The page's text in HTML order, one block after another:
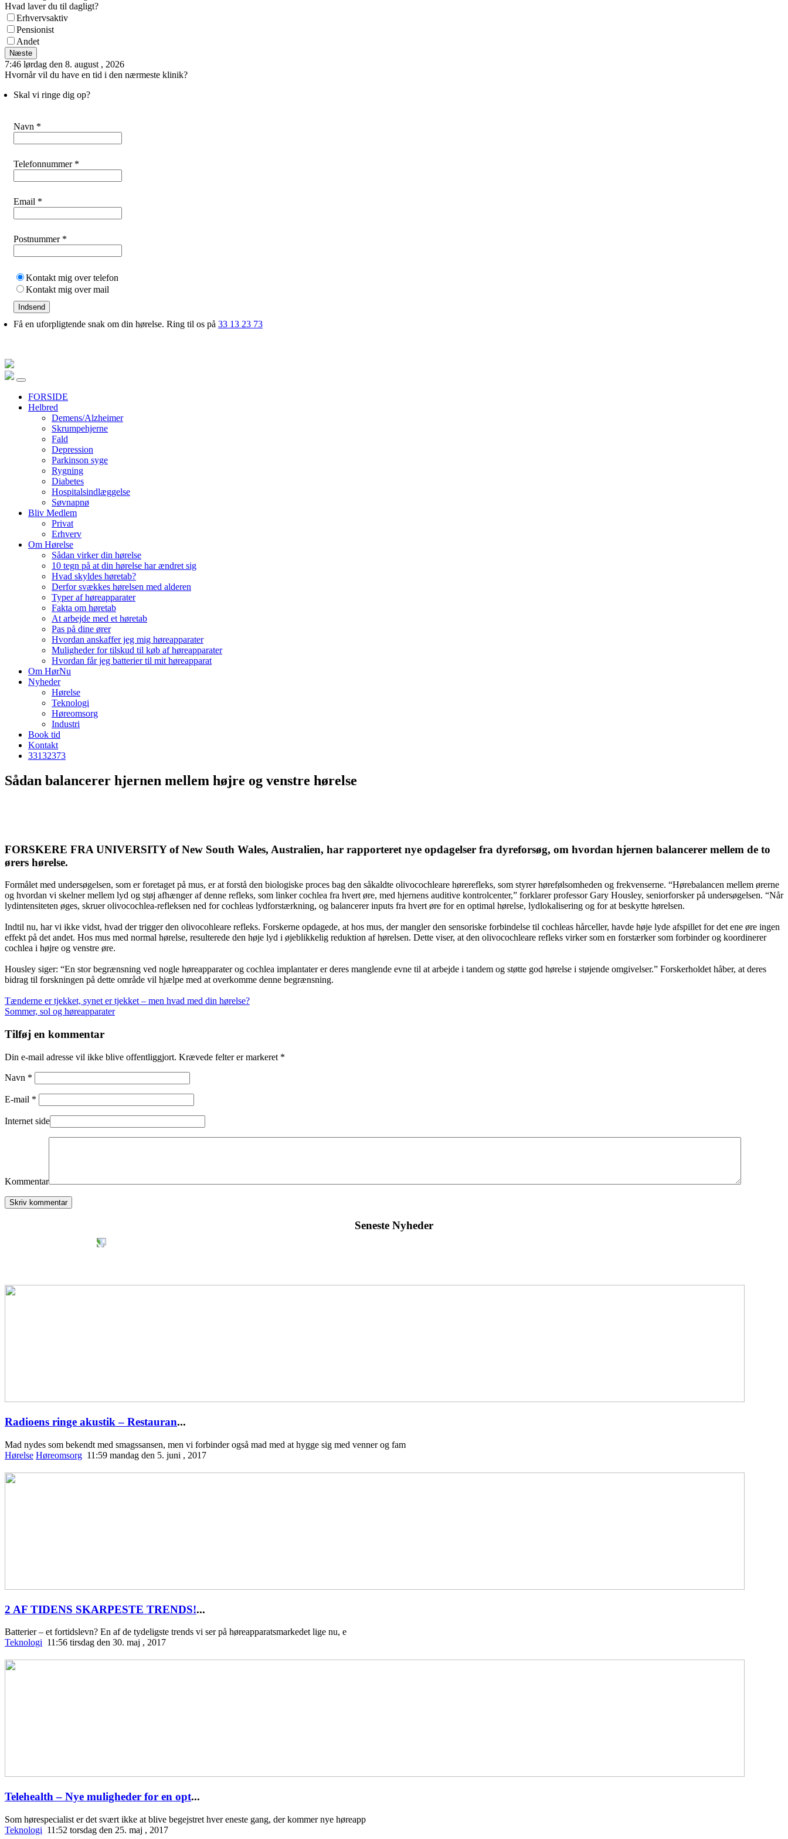
Hvad laver du til dagligt?
Erhvervsaktiv
Pensionist
Andet
Næste
7:46 lørdag den 8. august , 2026
Hvornår vil du have en tid i den nærmeste klinik?
Skal vi ringe dig op?
Navn *
Telefonnummer *
Email *
Postnummer *
Kontakt mig over telefon
Kontakt mig over mail
Indsend
Få en uforpligtende snak om din hørelse. Ring til os på 33 13 23 73
FORSIDE
Helbred
Demens/Alzheimer
Skrumpehjerne
Fald
Depression
Parkinson syge
Rygning
Diabetes
Hospitalsindlæggelse
Søvnapnø
Bliv Medlem
Privat
Erhverv
Om Hørelse
Sådan virker din hørelse
10 tegn på at din hørelse har ændret sig
Hvad skyldes høretab?
Derfor svækkes hørelsen med alderen
Typer af høreapparater
Fakta om høretab
At arbejde med et høretab
Pas på dine ører
Hvordan anskaffer jeg mig høreapparater
Muligheder for tilskud til køb af høreapparater
Hvordan får jeg batterier til mit høreapparat
Om HørNu
Nyheder
Hørelse
Teknologi
Høreomsorg
Industri
Book tid
Kontakt
33132373
Sådan balancerer hjernen mellem højre og venstre hørelse
FORSKERE FRA UNIVERSITY of New South Wales, Australien, har rapporteret nye opdagelser fra dyreforsøg, om hvordan hjernen balancerer mellem de to
ørers hørelse.
Formålet med undersøgelsen, som er foretaget på mus, er at forstå den biologiske proces bag den såkaldte olivocochleare hørerefleks, som styrer hørefølsomheden og frekvenserne. “Hørebalancen mellem ørerne
og hvordan vi skelner mellem lyd og støj afhænger af denne refleks, som linker cochlea fra hvert øre, med hjernens auditive kontrolcenter,” forklarer professor Gary Housley, seniorforsker på undersøgelsen. “Når
lydintensiteten øges, skruer olivocochlea-refleksen ned for cochleas lydforstærkning, og balancerer inputs fra hvert øre for en optimal hørelse, lydlokalisering og for at beskytte hørelsen.
Indtil nu, har vi ikke vidst, hvad der trigger den olivocohleare refleks. Forskerne opdagede, at hos mus, der mangler den sensoriske forbindelse til cochleas hårceller, havde høje lyde afspillet for det ene øre ingen
effekt på det andet. Hos mus med normal hørelse, resulterede den høje lyd i øjeblikkelig reduktion af hørelsen. Dette viser, at den olivocochleare refleks virker som en forstærker som forbinder og koordinerer
cochlea i højre og venstre øre.
Housley siger: “En stor begrænsning ved nogle høreapparater og cochlea implantater er deres manglende evne til at arbejde i tandem og støtte god hørelse i støjende omgivelser.” Forskerholdet håber, at deres
bidrag til forskningen på dette område vil hjælpe med at overkomme denne begrænsning.
Indlægsnavigation
Tænderne er tjekket, synet er tjekket – men hvad med din hørelse?
Sommer, sol og høreapparater
Tilføj en kommentar
Din e-mail adresse vil ikke blive offentliggjort. Krævede felter er markeret *
Navn *
E-mail *
Internet side
Kommentar
Seneste Nyheder
Radioens ringe akustik – Restauran...
Mad nydes som bekendt med smagssansen, men vi forbinder også mad med at hygge sig med venner og fam
Hørelse Høreomsorg 11:59 mandag den 5. juni , 2017
2 AF TIDENS SKARPESTE TRENDS!...
Batterier – et fortidslevn? En af de tydeligste trends vi ser på høreapparatsmarkedet lige nu, e
Teknologi 11:56 tirsdag den 30. maj , 2017
Telehealth – Nye muligheder for en opt...
Som hørespecialist er det svært ikke at blive begejstret hver eneste gang, der kommer nye høreapp
Teknologi 11:52 torsdag den 25. maj , 2017